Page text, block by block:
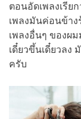
ตอนอัดเพลงเรีย
เพลงมันค่อนข้าง
เพลงอื่นๆ ของผ
เดี๋ยวขึ้นเดี๋ยวลง
ครับ